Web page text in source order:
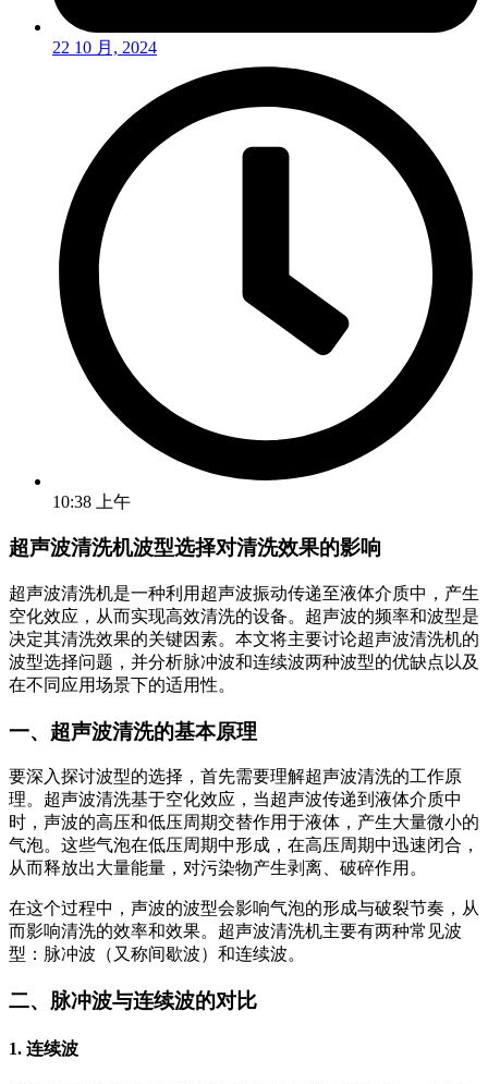
22 10 月, 2024
10:38 上午
超声波清洗机波型选择对清洗效果的影响
超声波清洗机是一种利用超声波振动传递至液体介质中，产生
空化效应，从而实现高效清洗的设备。超声波的频率和波型是
决定其清洗效果的关键因素。本文将主要讨论超声波清洗机的
波型选择问题，并分析脉冲波和连续波两种波型的优缺点以及
在不同应用场景下的适用性。
一、超声波清洗的基本原理
要深入探讨波型的选择，首先需要理解超声波清洗的工作原
理。超声波清洗基于空化效应，当超声波传递到液体介质中
时，声波的高压和低压周期交替作用于液体，产生大量微小的
气泡。这些气泡在低压周期中形成，在高压周期中迅速闭合，
从而释放出大量能量，对污染物产生剥离、破碎作用。
在这个过程中，声波的波型会影响气泡的形成与破裂节奏，从
而影响清洗的效率和效果。超声波清洗机主要有两种常见波
型：脉冲波（又称间歇波）和连续波。
二、脉冲波与连续波的对比
1. 连续波